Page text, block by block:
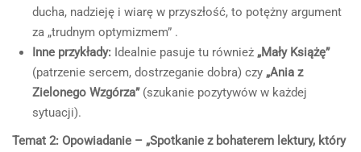
ducha, nadzieję i wiarę w przyszłość, to potężny argument
za „trudnym optymizmem” .
Inne przykłady: Idealnie pasuje tu również „Mały Książę”
(patrzenie sercem, dostrzeganie dobra) czy „Ania z
Zielonego Wzgórza”(szukanie pozytywów w każdej
sytuacji).
Temat 2: Opowiadanie – „Spotkanie z bohaterem lektury, który